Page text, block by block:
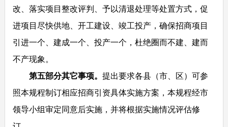
改、落实项目整改评判、予以清退处理等处置方式，促
进项目尽快供地、开工建设、竣工投产，确保招商项目
引进一个、建成一个、投产一个，杜绝圈而不建、建而
不产现象。
第五部分其它事项。 提出要求各县（市、区）可参
照本规程制订相应招商引资具体实施方案，本规程经市
领导小组审定同意后实施，并将根据实施情况评估修